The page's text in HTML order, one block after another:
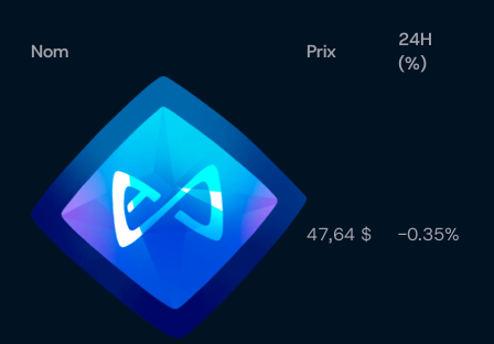
Nom Prix
24H
(%)
47,64 $ -0.35%